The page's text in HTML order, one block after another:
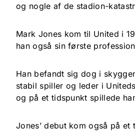
og nogle af de stadion-
Mark Jones kom til United i
han også sin første
Han befandt sig dog i
stabil spiller og leder i
og på et tidspunkt spillede
Jones’ debut kom også på